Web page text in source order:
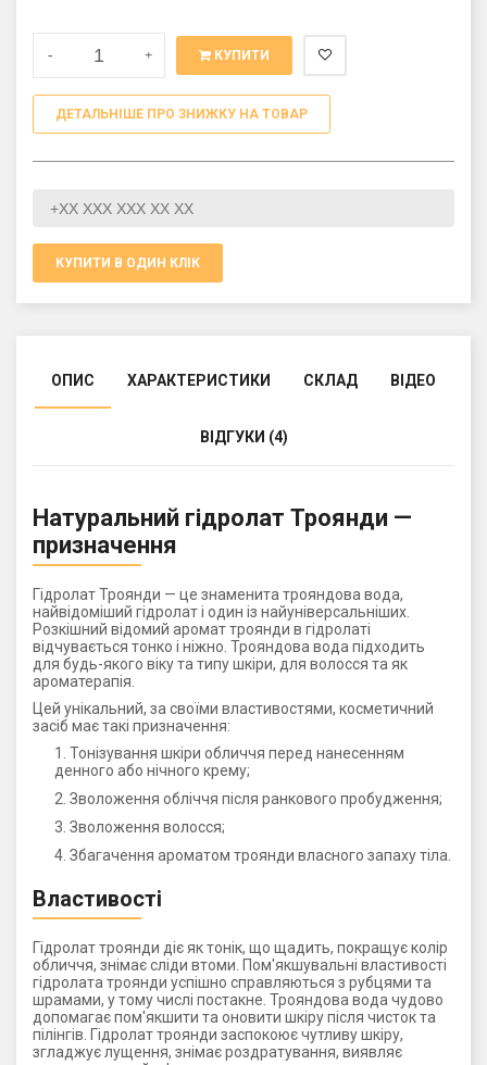
- + КУПИТИ
ДЕТАЛЬНІШЕ ПРО ЗНИЖКУ НА ТОВАР
КУПИТИ В ОДИН КЛІК
ОПИС ХАРАКТЕРИСТИКИ СКЛАД ВІДЕО
ВІДГУКИ (4)
Натуральний гідролат Троянди —
призначення
Гідролат Троянди — це знаменита трояндова вода,
найвідоміший гідролат і один із найуніверсальніших.
Розкішний відомий аромат троянди в гідролаті
відчувається тонко і ніжно. Трояндова вода підходить
для будь-якого віку та типу шкіри, для волосся та як
ароматерапія.
Цей унікальний, за своїми властивостями, косметичний
засіб має такі призначення:
Тонізування шкіри обличчя перед нанесенням
денного або нічного крему;
Зволоження обліччя після ранкового пробудження;
Зволоження волосся;
Збагачення ароматом троянди власного запаху тіла.
Властивості
Гідролат троянди діє як тонік, що щадить, покращує колір
обличчя, знімає сліди втоми. Пом'якшувальні властивості
гідролата троянди успішно справляються з рубцями та
шрамами, у тому числі постакне. Трояндова вода чудово
допомагає пом'якшити та оновити шкіру після чисток та
пілінгів. Гідролат троянди заспокоює чутливу шкіру,
згладжує лущення, знімає роздратування, виявляє